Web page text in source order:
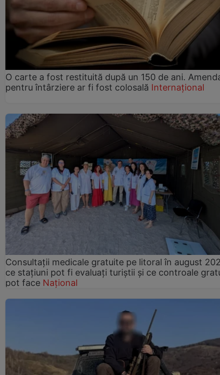
O carte a fost restituită după un 150 de ani.
pentru întârziere ar fi fost colosală Internațional
Consultații medicale gratuite pe litoral în august
ce stațiuni pot fi evaluați turiștii și ce controale
pot face Național